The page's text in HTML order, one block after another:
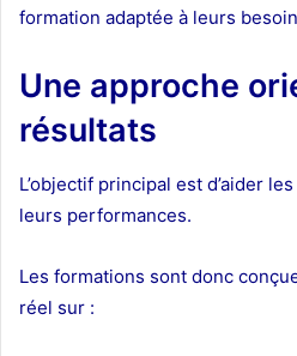
formation adaptée à leurs
Une approche
résultats
L’objectif principal est d’aider
leurs performances.
Les formations sont donc
réel sur :